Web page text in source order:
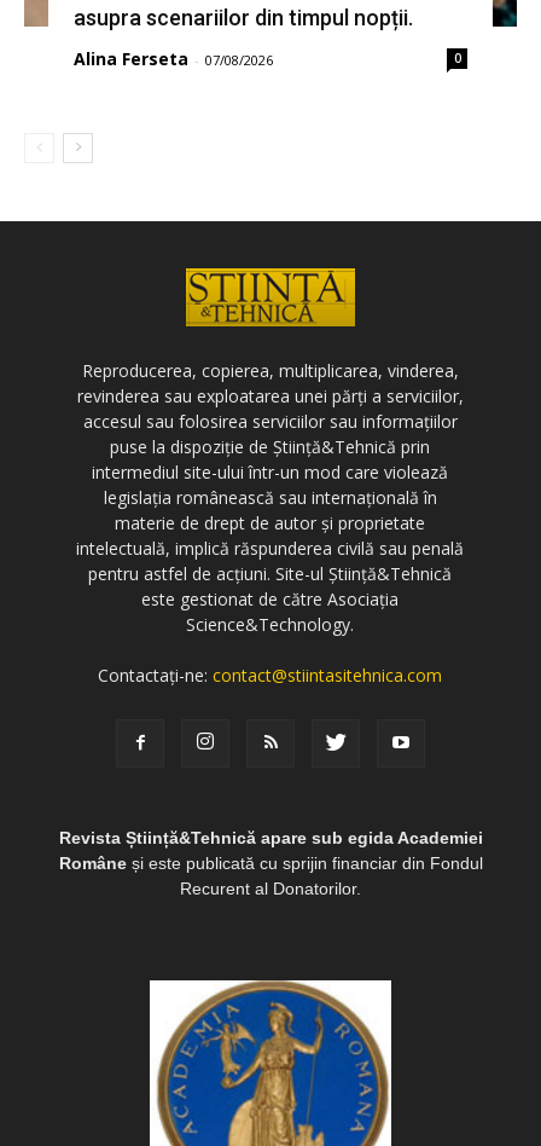
asupra scenariilor din timpul nopții.
Alina Ferseta - 07/08/2026 0
Reproducerea, copierea, multiplicarea, vinderea,
revinderea sau exploatarea unei părți a serviciilor,
accesul sau folosirea serviciilor sau informațiilor
puse la dispoziție de Știință&Tehnică prin
intermediul site-ului într-un mod care violează
legislația românească sau internațională în
materie de drept de autor și proprietate
intelectuală, implică răspunderea civilă sau penală
pentru astfel de acțiuni. Site-ul Știință&Tehnică
este gestionat de către Asociația
Science&Technology.
Contactați-ne:contact@stiintasitehnica.com
Revista Știință&Tehnică apare sub egida Academiei
Româneși este publicată cu sprijin financiar din Fondul
Recurent al Donatorilor.